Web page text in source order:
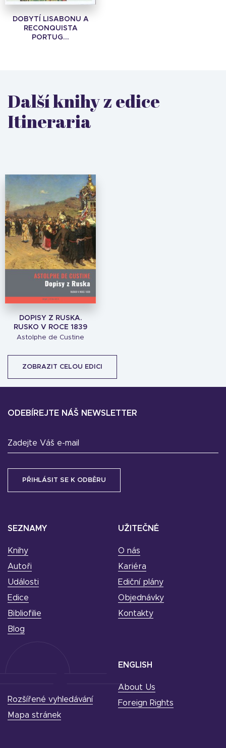
DOBYTÍ LISABONU A
RECONQUISTA
PORTUG...
Další knihy z edice
Itineraria
DOPISY Z RUSKA.
RUSKO V ROCE 1839
Astolphe de Custine
ZOBRAZIT CELOU EDICI
SEZNAMY
Knihy
Autoři
Události
Edice
Bibliofilie
Blog
UŽITEČNÉ
O nás
Kariéra
Ediční plány
Objednávky
Kontakty
ODEBÍREJTE NÁŠ NEWSLETTER
Zadejte Váš e-mail
ENGLISH
About Us
Foreign Rights
Rozšířené vyhledávání
Mapa stránek